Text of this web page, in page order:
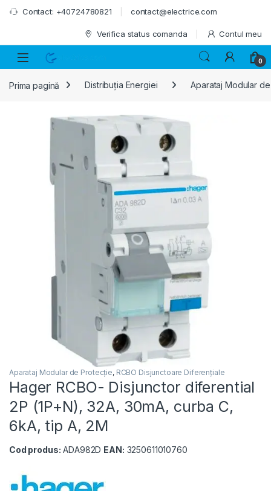
Skip to navigation
Skip to content
Contact: +40724780821 contact@electrice.com
Verifica status comanda Contul meu
0
Prima pagină Distribuția Energiei Aparataj Modular
Aparataj Modular de Protecție, RCBO Disjunctoare Diferențiale
Hager RCBO- Disjunctor diferential
2P (1P+N), 32A, 30mA, curba C,
6kA, tip A, 2M
Cod produs: ADA982D EAN: 3250611010760